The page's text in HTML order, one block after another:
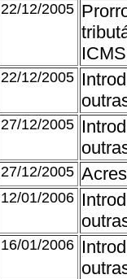
22/12/2005
22/12/2005
27/12/2005
27/12/2005
12/01/2006
16/01/2006